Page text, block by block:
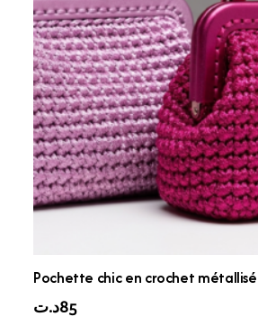
Pochette chic en crochet
85د.ت